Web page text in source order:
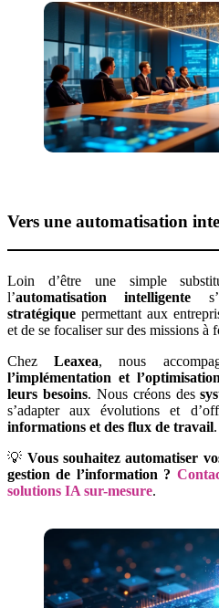
Vers une automatisation
Loin d’être une simple
l’automatisation intelligente
stratégique permettant aux
et de se focaliser sur des missions à
ChezLeaxea, nous
l’implémentation et
leurs besoins. Nous créons des
s’adapter aux évolutions et
informations et des flux de travail.
💡Vous souhaitez automatiser
gestion de l’information ?
solutions IA sur-mesure.